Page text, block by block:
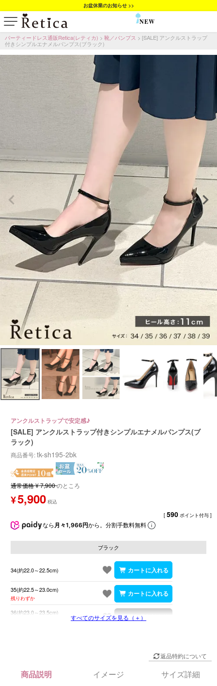
お盆休業のお知らせ >>
NEW
パーティードレス通販Retica(レティカ) 靴／パンプス
[SALE] アンクルストラップ
付きシンプルエナメルパンプス(ブラック)
アンクルストラップで安定感♪
[SALE] アンクルストラップ付きシンプルエナメルパンプス(ブ
ラック)
商品番号 tk-sh195-2bk
通常価格¥7,900のところ
¥5,900
[ 590 ポイント付与 ]
なら 月々1,966円から。分割手数料無料
ブラック
34(約22.0～22.5cm)
35(約22.5～23.0cm)
残りわずか
36(約23.0～23.5cm)
すべてのサイズを見る（＋）
返品特約について
商品説明 イメージ サイズ詳細